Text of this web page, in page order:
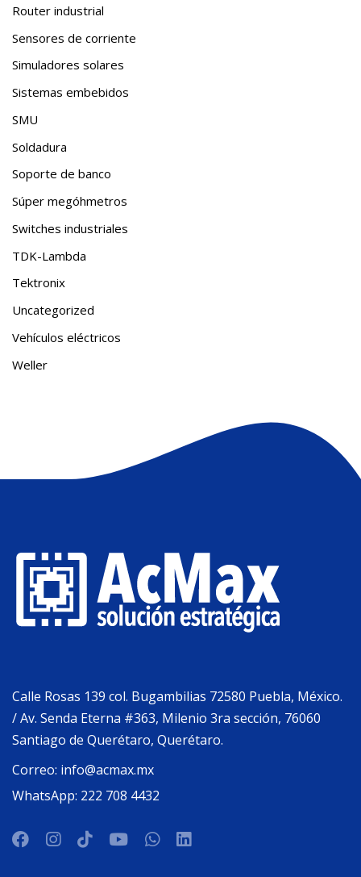
Router industrial
Sensores de corriente
Simuladores solares
Sistemas embebidos
SMU
Soldadura
Soporte de banco
Súper megóhmetros
Switches industriales
TDK-Lambda
Tektronix
Uncategorized
Vehículos eléctricos
Weller
Calle Rosas 139 col. Bugambilias 72580 Puebla, México.
/ Av. Senda Eterna #363, Milenio 3ra sección, 76060
Santiago de Querétaro, Querétaro.
Correo: info@acmax.mx
WhatsApp: 222 708 4432